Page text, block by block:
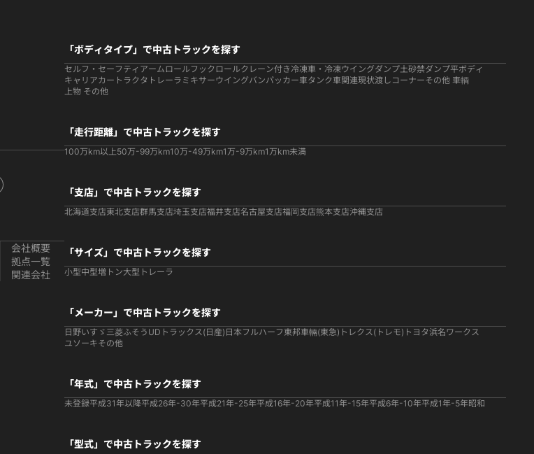
会社概要
拠点一覧
関連会社
「ボディタイプ」で中古トラックを探す
セルフ・セーフティ アームロールフックロールクレーン付き冷凍車・冷凍ウイングダンプ土砂禁ダンプ平ボディ
キャリアカー トラクタ トレーラ ミキサーウイングバンパッカー車タンク車関連現状渡しコーナーその他 車輌
上物 その他
「走行距離」で中古トラックを探す
100万km以上50万-99万km10万-49万km1万-9万km1万km未満
「支店」で中古トラックを探す
北海道支店東北支店群馬支店埼玉支店福井支店名古屋支店福岡支店熊本支店沖縄支店
「サイズ」で中古トラックを探す
小型中型増トン大型 トレーラ
「メーカー」で中古トラックを探す
日野いすゞ 三菱ふそう UDトラックス(日産) 日本フルハーフ 東邦車輛(東急) トレクス(トレモ) トヨタ浜名ワークス
ユソーキその他
「年式」で中古トラックを探す
未登録平成31年以降平成26年-30年平成21年-25年平成16年-20年平成11年-15年平成6年-10年平成1年-5年昭和
「型式」で中古トラックを探す